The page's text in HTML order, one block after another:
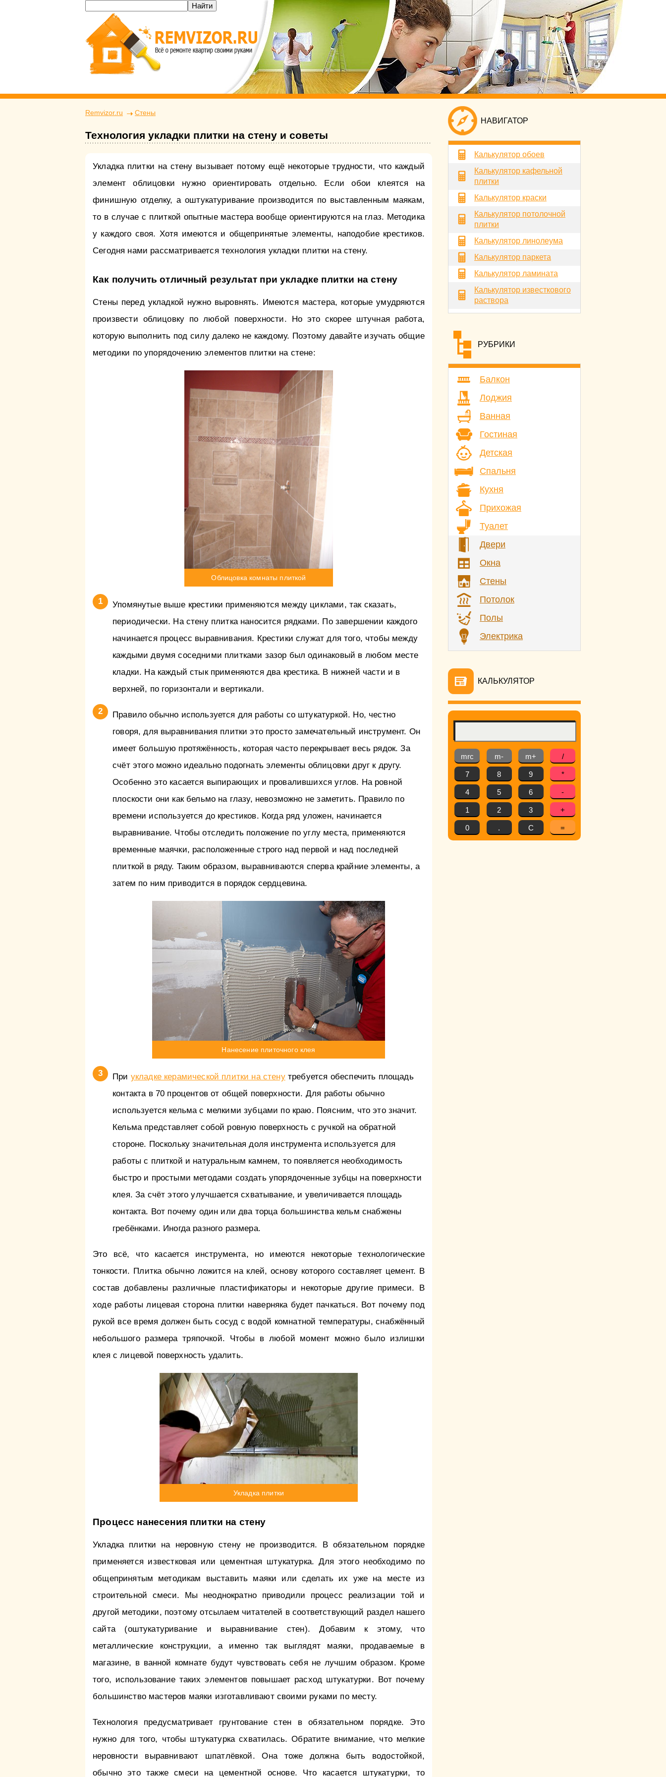
Remvizor.ru Стены
Технология укладки плитки на стену и советы
Укладка плитки на стену вызывает потому ещё некоторые трудности, что каждый
элемент облицовки нужно ориентировать отдельно. Если обои клеятся на
финишную отделку, а оштукатуривание производится по выставленным маякам,
то в случае с плиткой опытные мастера вообще ориентируются на глаз. Методика
у каждого своя. Хотя имеются и общепринятые элементы, наподобие крестиков.
Сегодня нами рассматривается технология укладки плитки на стену.
Как получить отличный результат при укладке плитки на стену
Стены перед укладкой нужно выровнять. Имеются мастера, которые умудряются
произвести облицовку по любой поверхности. Но это скорее штучная работа,
которую выполнить под силу далеко не каждому. Поэтому давайте изучать общие
методики по упорядочению элементов плитки на стене:
Облицовка комнаты плиткой
Упомянутые выше крестики применяются между циклами, так сказать,
периодически. На стену плитка наносится рядками. По завершении каждого
начинается процесс выравнивания. Крестики служат для того, чтобы между
каждыми двумя соседними плитками зазор был одинаковый в любом месте
кладки. На каждый стык применяются два крестика. В нижней части и в
верхней, по горизонтали и вертикали.
Правило обычно используется для работы со штукатуркой. Но, честно
говоря, для выравнивания плитки это просто замечательный инструмент. Он
имеет большую протяжённость, которая часто перекрывает весь рядок. За
счёт этого можно идеально подогнать элементы облицовки друг к другу.
Особенно это касается выпирающих и провалившихся углов. На ровной
плоскости они как бельмо на глазу, невозможно не заметить. Правило по
времени используется до крестиков. Когда ряд уложен, начинается
выравнивание. Чтобы отследить положение по углу места, применяются
временные маячки, расположенные строго над первой и над последней
плиткой в ряду. Таким образом, выравниваются сперва крайние элементы, а
затем по ним приводится в порядок сердцевина.
Нанесение плиточного клея
При укладке керамической плитки на стенутребуется обеспечить площадь
контакта в 70 процентов от общей поверхности. Для работы обычно
используется кельма с мелкими зубцами по краю. Поясним, что это значит.
Кельма представляет собой ровную поверхность с ручкой на обратной
стороне. Поскольку значительная доля инструмента используется для
работы с плиткой и натуральным камнем, то появляется необходимость
быстро и простыми методами создать упорядоченные зубцы на поверхности
клея. За счёт этого улучшается схватывание, и увеличивается площадь
контакта. Вот почему один или два торца большинства кельм снабжены
гребёнками. Иногда разного размера.
Это всё, что касается инструмента, но имеются некоторые технологические
тонкости. Плитка обычно ложится на клей, основу которого составляет цемент. В
состав добавлены различные пластификаторы и некоторые другие примеси. В
ходе работы лицевая сторона плитки наверняка будет пачкаться. Вот почему под
рукой все время должен быть сосуд с водой комнатной температуры, снабжённый
небольшого размера тряпочкой. Чтобы в любой момент можно было излишки
клея с лицевой поверхность удалить.
Укладка плитки
Процесс нанесения плитки на стену
Укладка плитки на неровную стену не производится. В обязательном порядке
применяется известковая или цементная штукатурка. Для этого необходимо по
общепринятым методикам выставить маяки или сделать их уже на месте из
строительной смеси. Мы неоднократно приводили процесс реализации той и
другой методики, поэтому отсылаем читателей в соответствующий раздел нашего
сайта (оштукатуривание и выравнивание стен). Добавим к этому, что
металлические конструкции, а именно так выглядят маяки, продаваемые в
магазине, в ванной комнате будут чувствовать себя не лучшим образом. Кроме
того, использование таких элементов повышает расход штукатурки. Вот почему
большинство мастеров маяки изготавливают своими руками по месту.
Технология предусматривает грунтование стен в обязательном порядке. Это
нужно для того, чтобы штукатурка схватилась. Обратите внимание, что мелкие
неровности выравнивают шпатлёвкой. Она тоже должна быть водостойкой,
обычно это также смеси на цементной основе. Что касается штукатурки, то
НАВИГАТОР
Калькулятор обоев
Калькулятор кафельной
плитки
Калькулятор краски
Калькулятор потолочной
плитки
Калькулятор линолеума
Калькулятор паркета
Калькулятор ламината
Калькулятор известкового
раствора
РУБРИКИ
Балкон
Лоджия
Ванная
Гостиная
Детская
Спальня
Кухня
Прихожая
Туалет
Двери
Окна
Стены
Потолок
Полы
Электрика
КАЛЬКУЛЯТОР